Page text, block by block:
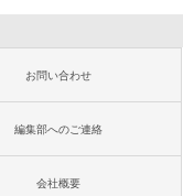
お問い合わせ
編集部へのご連絡
会社概要